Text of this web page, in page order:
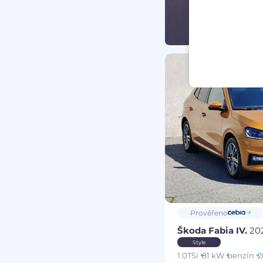
Prověřeno
Škoda Fabia IV.
Style
1.0TSi 81 kW benzín